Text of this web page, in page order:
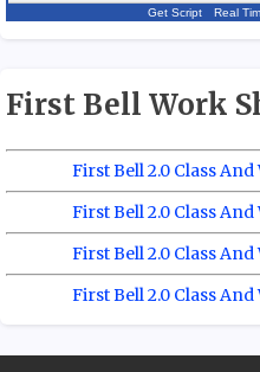
Get Script Real
First Bell Work
First Bell 2.0 Class
First Bell 2.0 Class
First Bell 2.0 Class
First Bell 2.0 Class